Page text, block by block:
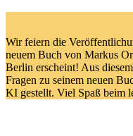
Wir feiern die
neuem Buch von Markus
Berlin erscheint! Aus
Fragen zu seinem neuen
KI gestellt. Viel Spaß beim